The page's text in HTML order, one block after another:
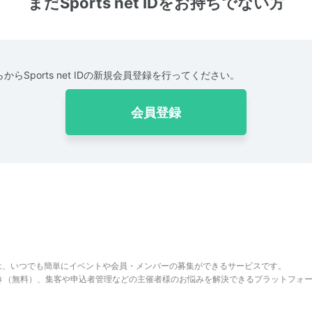
からSports net IDの新規会員登録を行ってください。
会員登録
いつでも簡単にイベントや会員・メンバーの募集ができるサービスです。
無料）、集客や申込者管理などの主催者様のお悩みを解決できるプラットフォー